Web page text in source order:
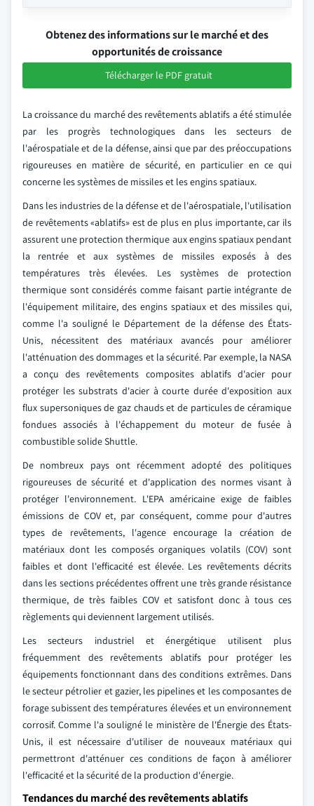
Obtenez des informations sur le marché et des
opportunités de croissance
Télécharger le PDF gratuit
La croissance du marché des revêtements ablatifs a été stimulée
par les progrès technologiques dans les secteurs de
l'aérospatiale et de la défense, ainsi que par des préoccupations
rigoureuses en matière de sécurité, en particulier en ce qui
concerne les systèmes de missiles et les engins spatiaux.
Dans les industries de la défense et de l'aérospatiale, l'utilisation
de revêtements «ablatifs» est de plus en plus importante, car ils
assurent une protection thermique aux engins spatiaux pendant
la rentrée et aux systèmes de missiles exposés à des
températures très élevées. Les systèmes de protection
thermique sont considérés comme faisant partie intégrante de
l'équipement militaire, des engins spatiaux et des missiles qui,
comme l'a souligné le Département de la défense des États-
Unis, nécessitent des matériaux avancés pour améliorer
l'atténuation des dommages et la sécurité. Par exemple, la NASA
a conçu des revêtements composites ablatifs d'acier pour
protéger les substrats d'acier à courte durée d'exposition aux
flux supersoniques de gaz chauds et de particules de céramique
fondues associés à l'échappement du moteur de fusée à
combustible solide Shuttle.
De nombreux pays ont récemment adopté des politiques
rigoureuses de sécurité et d'application des normes visant à
protéger l'environnement. L'EPA américaine exige de faibles
émissions de COV et, par conséquent, comme pour d'autres
types de revêtements, l'agence encourage la création de
matériaux dont les composés organiques volatils (COV) sont
faibles et dont l'efficacité est élevée. Les revêtements décrits
dans les sections précédentes offrent une très grande résistance
thermique, de très faibles COV et satisfont donc à tous ces
règlements qui deviennent largement utilisés.
Les secteurs industriel et énergétique utilisent plus
fréquemment des revêtements ablatifs pour protéger les
équipements fonctionnant dans des conditions extrêmes. Dans
le secteur pétrolier et gazier, les pipelines et les composantes de
forage subissent des températures élevées et un environnement
corrosif. Comme l'a souligné le ministère de l'Énergie des États-
Unis, il est nécessaire d'utiliser de nouveaux matériaux qui
permettront d'atténuer ces conditions de façon à améliorer
l'efficacité et la sécurité de la production d'énergie.
Tendances du marché des revêtements ablatifs